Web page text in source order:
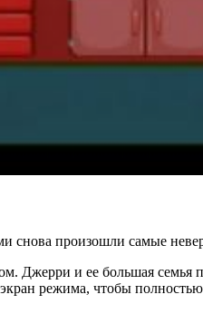
снова произошли самые
Джерри и ее большая
режима, чтобы